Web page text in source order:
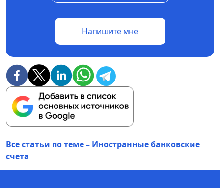
Напишите мне
Все статьи по теме – Иностранные банковские
счета